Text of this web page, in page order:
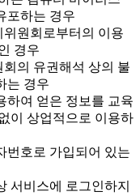
포하는 경우
위원회로부터의 이용
경우
의 유권해석 상의 불
는 경우
하여 얻은 정보를 교육
이 상업적으로 이용하
번호로 가입되어 있는
서비스에 로그인하지